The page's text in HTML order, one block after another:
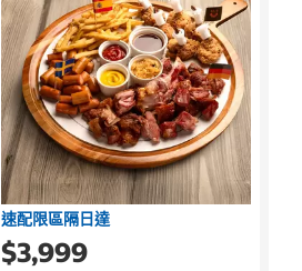
速配限區隔日達
$3,999